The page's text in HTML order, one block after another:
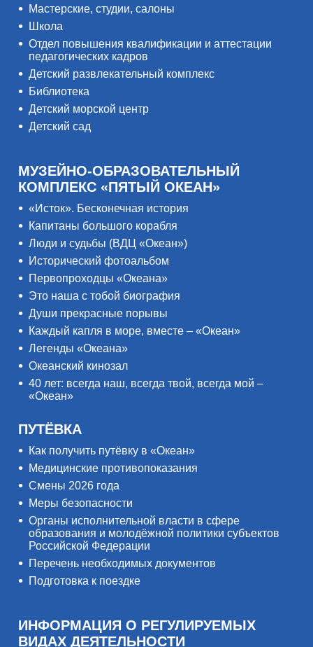
Мастерские, студии, салоны
Школа
Отдел повышения квалификации и аттестации
педагогических кадров
Детский развлекательный комплекс
Библиотека
Детский морской центр
Детский сад
МУЗЕЙНО-ОБРАЗОВАТЕЛЬНЫЙ
КОМПЛЕКС «ПЯТЫЙ ОКЕАН»
«Исток». Бесконечная история
Капитаны большого корабля
Люди и судьбы (ВДЦ «Океан»)
Исторический фотоальбом
Первопроходцы «Океана»
Это наша с тобой биография
Души прекрасные порывы
Каждый капля в море, вместе – «Океан»
Легенды «Океана»
Океанский кинозал
40 лет: всегда наш, всегда твой, всегда мой –
«Океан»
ПУТЁВКА
Как получить путёвку в «Океан»
Медицинские противопоказания
Смены 2026 года
Меры безопасности
Органы исполнительной власти в сфере
образования и молодёжной политики субъектов
Российской Федерации
Перечень необходимых документов
Подготовка к поездке
ИНФОРМАЦИЯ О РЕГУЛИРУЕМЫХ
ВИДАХ ДЕЯТЕЛЬНОСТИ